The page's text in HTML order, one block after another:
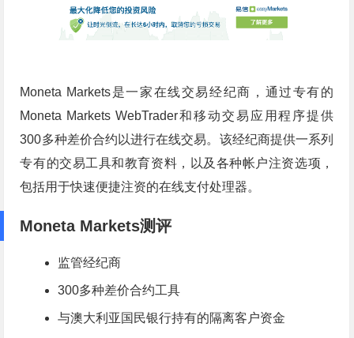
Moneta Markets是一家在线交易经纪商，通过专有的
Moneta Markets WebTrader和移动交易应用程序提供
300多种差价合约以进行在线交易。该经纪商提供一系列
专有的交易工具和教育资料，以及各种帐户注资选项，
包括用于快速便捷注资的在线支付处理器。
Moneta Markets测评
监管经纪商
300多种差价合约工具
与澳大利亚国民银行持有的隔离客户资金